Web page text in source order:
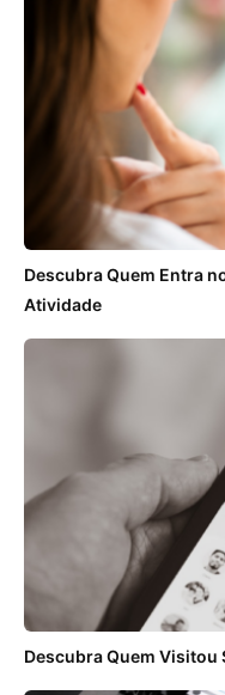
Descubra Quem Entra
Atividade
Descubra Quem Visitou